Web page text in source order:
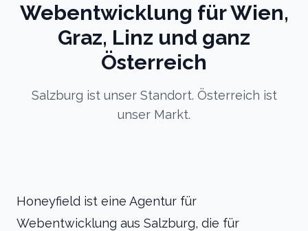
Webentwicklung für Wien,
Graz, Linz und ganz
Österreich
Salzburg ist unser Standort. Österreich ist
unser Markt.
Honeyfield ist eine Agentur für
Webentwicklung aus Salzburg, die für